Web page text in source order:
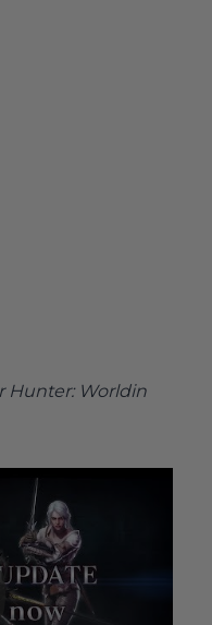
Hunter: Worldin